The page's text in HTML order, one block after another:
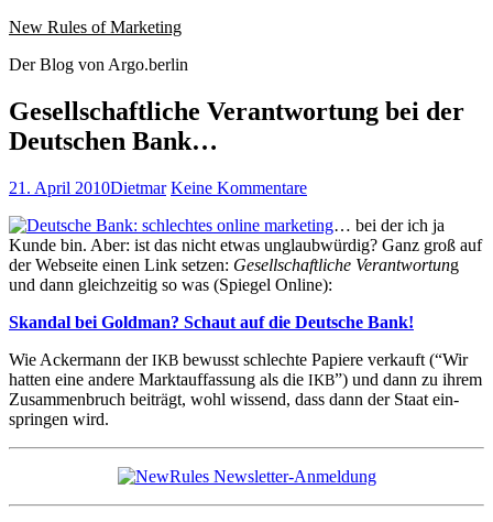
Website
geladen
Zum
springen
New Rules of Marketing
Der Blog von Argo.berlin
Gesellschaftliche Verantwortung bei der
Deutschen Bank…
Veröffentlicht
21. April 2010Autor
Dietmar Keine Kommentarezu
Verantwortung
bei
der
Deutschen
… bei der ich ja
Kunde bin. Aber: ist das nicht etwas unglaub­würdig? Ganz groß auf
der Web­seite einen Link set­zen: Gesellschaftliche Ver­ant­wor­tung
und dann gle­ichzeit­ig so was (Spiegel Online):
Skan­dal bei Gold­man? Schaut auf die Deutsche Bank!
Wie Ack­er­mann derIKB bewusst schlechte Papiere verkauft (“Wir
hat­ten eine andere Mark­tauf­fas­sung als die IKB”) und dann zu ihrem
Zusam­men­bruch beiträgt, wohl wis­send, dass dann der Staat ein­
sprin­gen wird.